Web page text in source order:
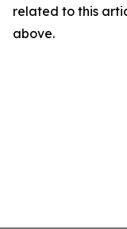
related to this
above.